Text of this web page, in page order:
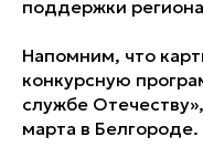
поддержки
Напомним, что
конкурсную
службе
марта в Белгороде.